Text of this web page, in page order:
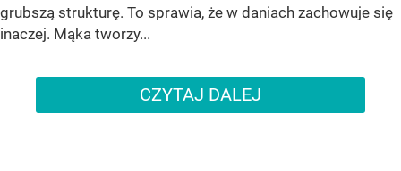
grubszą strukturę. To sprawia, że w daniach zachowuje się
inaczej. Mąka tworzy...
CZYTAJ DALEJ